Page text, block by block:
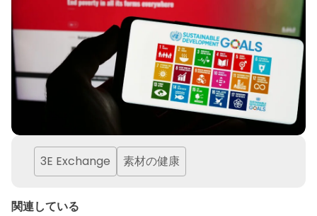
3E Exchange 素材の健康
関連している